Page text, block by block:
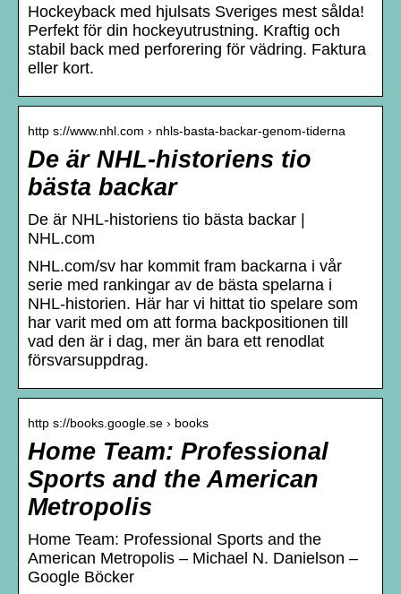
Hockeyback med hjulsats Sveriges mest sålda!
Perfekt för din hockeyutrustning. Kraftig och
stabil back med perforering för vädring. Faktura
eller kort.
http s://www.nhl.com › nhls-basta-backar-genom-tiderna
De är NHL-historiens tio
bästa backar
De är NHL-historiens tio bästa backar |
NHL.com
NHL.com/sv har kommit fram backarna i vår
serie med rankingar av de bästa spelarna i
NHL-historien. Här har vi hittat tio spelare som
har varit med om att forma backpositionen till
vad den är i dag, mer än bara ett renodlat
försvarsuppdrag.
http s://books.google.se › books
Home Team: Professional
Sports and the American
Metropolis
Home Team: Professional Sports and the
American Metropolis – Michael N. Danielson –
Google Böcker